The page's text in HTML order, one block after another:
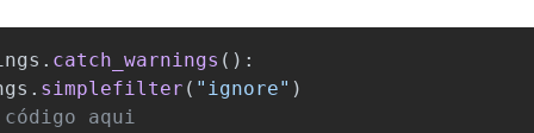
. catch_warnings ():
. simplefilter ( " ignore" )